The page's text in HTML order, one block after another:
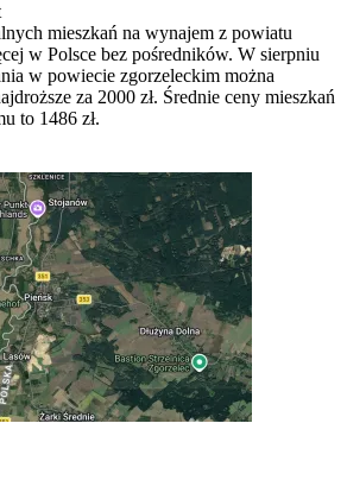
mieszkań na wynajem z powiatu
w Polsce bez pośredników. W sierpniu
w powiecie zgorzeleckim można
za 2000 zł. Średnie ceny mieszkań
to 1486 zł.